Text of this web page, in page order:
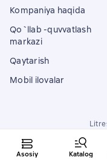
Asosiy Katalog
Kompaniya haqida
Qo`llab -quvvatlash
markazi
Qaytarish
Mobil ilovalar